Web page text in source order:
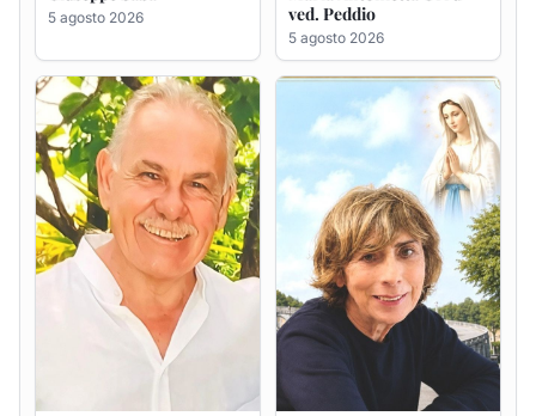
Giuseppe Deiana
5 agosto 2026
Rosa Maria Usai ved.
D'Attellis
5 agosto 2026